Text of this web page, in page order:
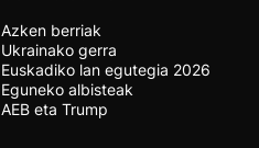
Azken berriak
Ukrainako gerra
Euskadiko lan egutegia 2026
Eguneko albisteak
AEB eta Trump